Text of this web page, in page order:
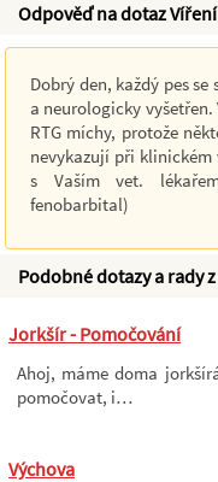
Odpověď na dotaz
Dobrý den, každý pes
a neurologicky
RTG míchy, protože
nevykazují při
s Vaším vet.
fenobarbital)
Podobné dotazy a rady
Jorkšír - Pomočování
Ahoj, máme doma
pomočovat, i…
Výchova